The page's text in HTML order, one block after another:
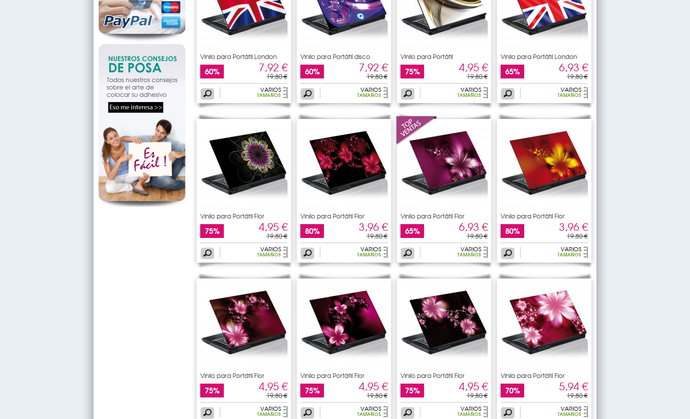
Vinilo para Portátil London
60% 7,92 €
19,80 €
VARIOS
TAMAÑOS
Vinilo para Portátil disco
60% 7,92 €
19,80 €
VARIOS
TAMAÑOS
Vinilo para Portátil
75% 4,95 €
19,80 €
VARIOS
TAMAÑOS
Vinilo para Portátil London
65% 6,93 €
19,80 €
VARIOS
TAMAÑOS
Vinilo para Portátil Flor
75% 4,95 €
19,80 €
VARIOS
TAMAÑOS
Vinilo para Portátil Flor
80% 3,96 €
19,80 €
VARIOS
TAMAÑOS
Vinilo para Portátil Flor
65% 6,93 €
19,80 €
VARIOS
TAMAÑOS
Vinilo para Portátil Flor
80% 3,96 €
19,80 €
VARIOS
TAMAÑOS
Vinilo para Portátil Flor
75% 4,95 €
19,80 €
VARIOS
TAMAÑOS
Vinilo para Portátil Flor
75% 4,95 €
19,80 €
VARIOS
TAMAÑOS
Vinilo para Portátil Flor
75% 4,95 €
19,80 €
VARIOS
TAMAÑOS
Vinilo para Portátil Flor
70% 5,94 €
19,80 €
VARIOS
TAMAÑOS